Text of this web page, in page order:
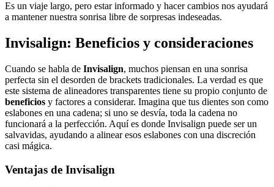
Es un viaje largo, pero estar informado y hacer cambios nos ayudará
a mantener nuestra sonrisa libre de sorpresas indeseadas.
Invisalign: Beneficios y consideraciones
Cuando se habla de Invisalign, muchos piensan en una sonrisa
perfecta sin el desorden de brackets tradicionales. La verdad es que
este sistema de alineadores transparentes tiene su propio conjunto de
beneficios y factores a considerar. Imagina que tus dientes son como
eslabones en una cadena; si uno se desvía, toda la cadena no
funcionará a la perfección. Aquí es donde Invisalign puede ser un
salvavidas, ayudando a alinear esos eslabones con una discreción
casi mágica.
Ventajas de Invisalign